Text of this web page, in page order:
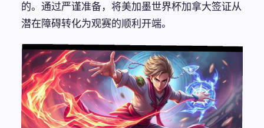
的。通过严谨准备，将美加墨世界杯加拿大签证从
潜在障碍转化为观赛的顺利开端。